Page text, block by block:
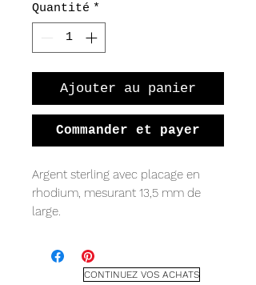
Quantité *
Ajouter au panier
Commander et payer
Argent sterling avec placage en
rhodium, mesurant 13,5 mm de
large.
CONTINUEZ VOS ACHATS